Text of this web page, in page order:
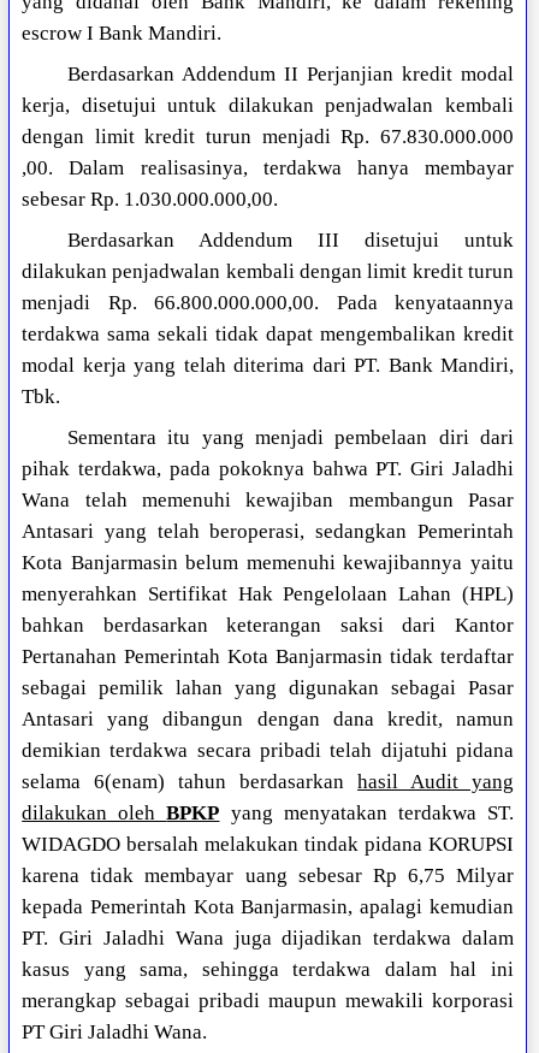
escrow I Bank Mandiri.
Berdasarkan Addendum II Perjanjian kredit modal
kerja, disetujui untuk dilakukan penjadwalan kembali
dengan limit kredit turun menjadi Rp. 67.830.000.000
,00. Dalam realisasinya, terdakwa hanya membayar
sebesar Rp. 1.030.000.000,00.
Berdasarkan Addendum III disetujui untuk
dilakukan penjadwalan kembali dengan limit kredit turun
menjadi Rp. 66.800.000.000,00. Pada kenyataannya
terdakwa sama sekali tidak dapat mengembalikan kredit
modal kerja yang telah diterima dari PT. Bank Mandiri,
Tbk.
Sementara itu yang menjadi pembelaan diri dari
pihak terdakwa, pada pokoknya bahwa PT. Giri Jaladhi
Wana telah memenuhi kewajiban membangun Pasar
Antasari yang telah beroperasi, sedangkan Pemerintah
Kota Banjarmasin belum memenuhi kewajibannya yaitu
menyerahkan Sertifikat Hak Pengelolaan Lahan (HPL)
bahkan berdasarkan keterangan saksi dari Kantor
Pertanahan Pemerintah Kota Banjarmasin tidak terdaftar
sebagai pemilik lahan yang digunakan sebagai Pasar
Antasari yang dibangun dengan dana kredit, namun
demikian terdakwa secara pribadi telah dijatuhi pidana
selama 6(enam) tahun berdasarkanhasil Audit yang
dilakukan olehBPKP yang menyatakan terdakwa ST.
WIDAGDO bersalah melakukan tindak pidana KORUPSI
karena tidak membayar uang sebesar Rp 6,75 Milyar
kepada Pemerintah Kota Banjarmasin, apalagi kemudian
PT. Giri Jaladhi Wana juga dijadikan terdakwa dalam
kasus yang sama, sehingga terdakwa dalam hal ini
merangkap sebagai pribadi maupun mewakili korporasi
PT Giri Jaladhi Wana.